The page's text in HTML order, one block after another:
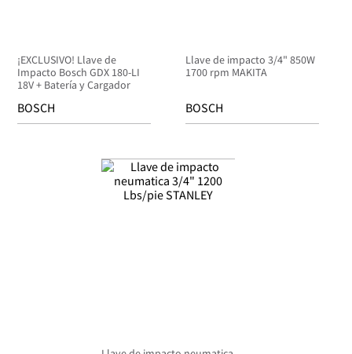
¡EXCLUSIVO! Llave de
Impacto Bosch GDX 180-LI
18V + Batería y Cargador
BOSCH
Llave de impacto 3/4" 850W
1700 rpm MAKITA
BOSCH